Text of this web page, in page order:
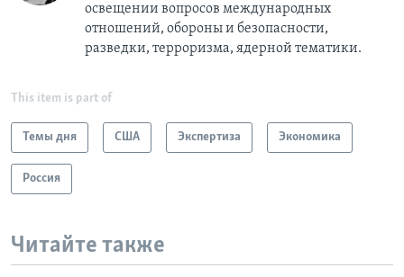
освещении вопросов международных
отношений, обороны и безопасности,
разведки, терроризма, ядерной тематики.
This item is part of
Темы дня США Экспертиза Экономика
Россия
Читайте также